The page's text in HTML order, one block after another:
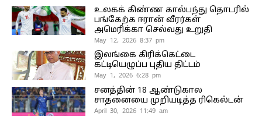
உலகக் கிண்ண கால்பந்து தொடரில்
பங்கேற்க ஈரான் வீரர்கள்
அமெரிக்கா செல்வது உறுதி
May 12, 2026 8:37 pm
இலங்கை கிரிக்கெட்டை
கட்டியெழுப்ப புதிய திட்டம்
May 1, 2026 6:28 pm
சனத்தின் 18 ஆண்டுகால
சாதனையை முறியடித்த ரிகெல்டன்
April 30, 2026 11:49 am